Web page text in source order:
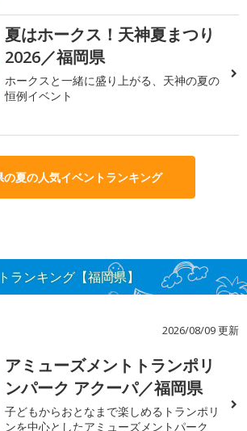
夏はホークス！天神夏まつり
2026／福岡県
ホークスと一緒に盛り上がる、天神の夏の
恒例イベント
の夏の人気イベントランキング
ランキング【福岡県】
2026/08/09 更新
アミューズメントトランポリ
ンパーク アクーパ／福岡県
子どもからおとなまで楽しめるトランポリ
ンを中心としたアミューズメントパーク